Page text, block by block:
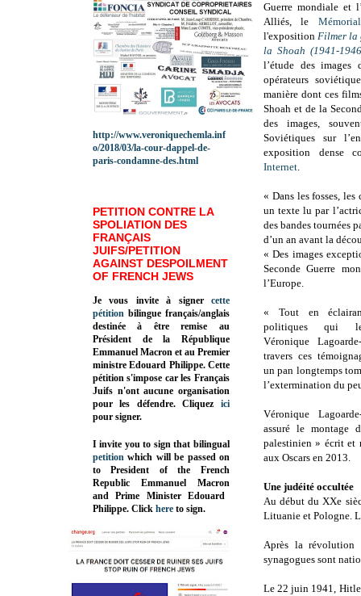
Guerre mondiale et
Alliés, le
l'expositionFilmer la
la Shoah (1941-
l’étude des
opérateurs
manière dont ces
Shoah et de la
des images,
Soviétiques sur
exposition dense
Internet.
« Dans les fosses,
un texte lu par
des bandes tournées
d’un an avant la
« Des images
Seconde Guerre
l’Europe.
« Tout en
politiques qui
Véronique
travers ces
un pan longtemps
l’extermination du
Véronique
assuré le montage
palestinien » écrit et
aux Oscars en 2013.
Une judéité occultée
Au début du XXe
Lituanie et Pologne.
Après la révolution
synagogues sont
Le 22 juin 1941,
http://www.veroniquechemla.inf
o/2018/03/la-cour-dappel-de-
paris-condamne-des.html
PETITION CONTRE LA
SPOLIATION DES
FRANÇAIS
JUIFS/PETITION
AGAINST DESPOILMENT
OF FRENCH JEWS
Je vous invite à signer cette
pétition bilingue français/anglais
destinée à être remise au
Président de la République
Emmanuel Macron et au Premier
ministre Edouard Philippe. Cette
pétition s'impose car les Français
Juifs n'ont aucune organisation
pour les défendre. Cliquez
ici
pour signer.
I invite you to sign that bilingual
petition which will be passed on
to President of the French
Republic Emmanuel Macron
and Prime MinisterEdouard
Philippe. Click here to sign.